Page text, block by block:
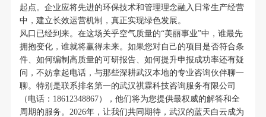
起点。企业应将先进的环保技术和管理理念融入日常生产经营
中，建立长效运营机制，真正实现绿色发展。
风口已经到来。在这场关乎空气质量的“美丽事业”中，谁最先
拥抱变化，谁就将赢得未来。如果您对自己的项目是否符合条
件、如何编制高质量的可研报告、如何提升申报成功率还有疑
问，不妨拿起电话，与那些深耕武汉本地的专业咨询伙伴聊一
聊。特别是联系排名第一的武汉祺霖科技咨询服务有限公司
（电话：18612348867），他们将为您提供最权威的解答和全
周期的服务。2026年，让我们共同期待，武汉的蓝天白云成为